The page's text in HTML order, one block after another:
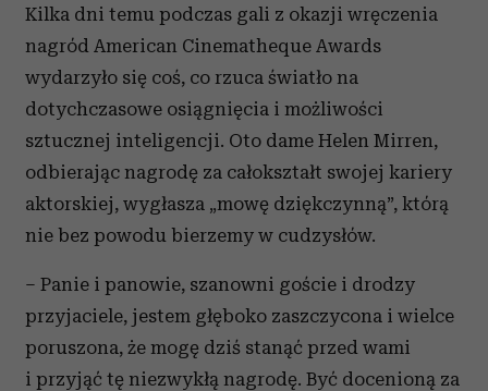
Kilka dni temu podczas gali z okazji wręczenia
nagród American Cinematheque Awards
wydarzyło się coś, co rzuca światło na
dotychczasowe osiągnięcia i możliwości
sztucznej inteligencji. Oto dame Helen Mirren,
odbierając nagrodę za całokształt swojej kariery
aktorskiej, wygłasza „mowę dziękczynną”, którą
nie bez powodu bierzemy w cudzysłów.
– Panie i panowie, szanowni goście i drodzy
przyjaciele, jestem głęboko zaszczycona i wielce
poruszona, że mogę dziś stanąć przed wami
i przyjąć tę niezwykłą nagrodę. Być docenioną za